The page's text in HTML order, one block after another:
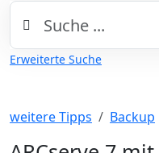
Erweiterte Suche
weitere Tipps Backup